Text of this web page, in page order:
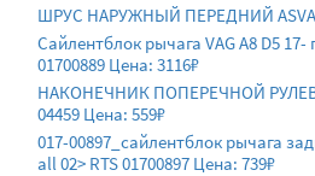
ШРУС НАРУЖНЫЙ ПЕРЕДНИЙ ASVA
Сайлентблок рычага VAG A8 D5
01700889 Цена: 3116₽
НАКОНЕЧНИК ПОПЕРЕЧНОЙ
04459 Цена: 559₽
017-00897_сайлентблок рычага
all 02> RTS 01700897 Цена: 739₽